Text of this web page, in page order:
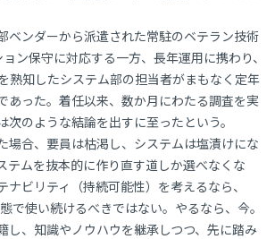
ベンダーから派遣された常駐のベテラン技術
ン保守に対応する一方、長年運用に携わり、
熟知したシステム部の担当者がまもなく定年
あった。着任以来、数か月にわたる調査を実
次のような結論を出すに至ったという。
場合、要員は枯渇し、システムは塩漬けにな
テムを抜本的に作り直す道しか選べなくな
ナビリティ（持続可能性）を考えるなら、
で使い続けるべきではない。やるなら、今。
し、知識やノウハウを継承しつつ、先に踏み